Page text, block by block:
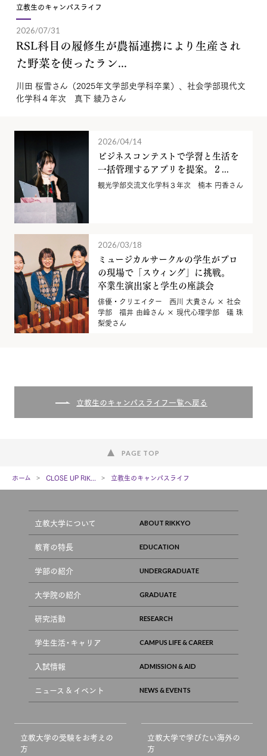
立教生のキャンパスライフ
2026/07/31
RSL科目の履修生が農福連携により生産され
た野菜を使ったラン...
川田 桜雪さん（2025年文学部史学科卒業）、社会学部現代文
化学科４年次 真下 綾乃さん
2026/04/14
ビジネスコンテストで学習と生活を
一括管理するアプリを提案。２...
観光学部交流文化学科３年次 楠本 円香さん
2026/03/18
ミュージカルサークルの学生がプロ
の現場で「スウィング」に挑戦。
卒業生演出家と学生の座談会
俳優・クリエイター 西川 大貴さん × 社会
学部 福井 由峰さん × 現代心理学部 礒 珠
梨愛さん
立教生のキャンパスライフ一覧へ戻る
PAGE TOP
ホーム CLOSE UP RIK... 立教生のキャンパスライフ
立教大学について
教育の特長
学部の紹介
大学院の紹介
研究活動
学生生活・キャリア
入試情報
ニュース & イベント
立教大学の受験をお考えの
方
立教大学で学びたい海外の
方